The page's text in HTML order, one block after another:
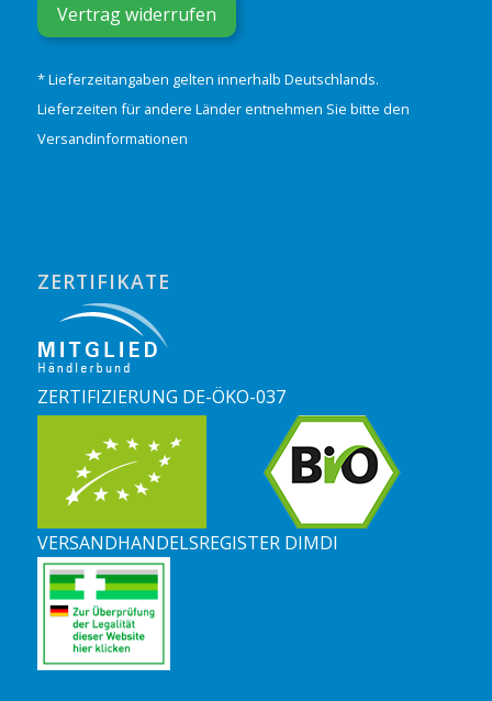
Vertrag widerrufen
* Lieferzeitangaben gelten innerhalb Deutschlands.
Lieferzeiten für andere Länder entnehmen Sie bitte den
Versandinformationen
ZERTIFIKATE
ZERTIFIZIERUNG DE-ÖKO-037
VERSANDHANDELSREGISTER DIMDI